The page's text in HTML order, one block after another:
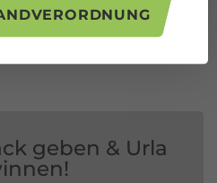
geben & Urla